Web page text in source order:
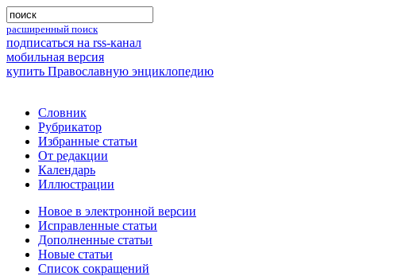
расширенный поиск
подписаться на rss-канал
мобильная версия
купить Православную энциклопедию
Словник
Рубрикатор
Избранные статьи
От редакции
Календарь
Иллюстрации
Новое в электронной версии
Исправленные статьи
Дополненные статьи
Новые статьи
Список сокращений